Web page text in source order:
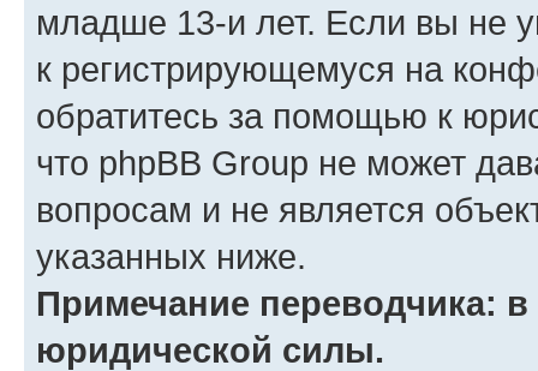
младше 13-и лет. Если вы не
к регистрирующемуся на
обратитесь за помощью к
что phpBB Group не может
вопросам и не является
указанных ниже.
Примечание переводчика:
юридической силы.